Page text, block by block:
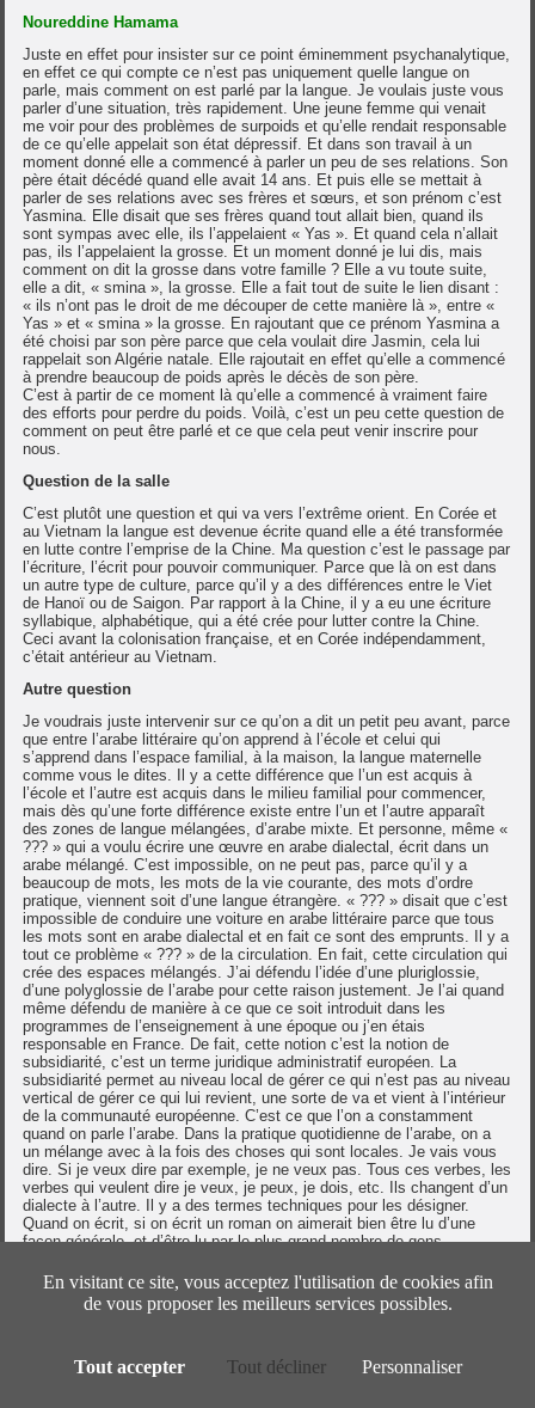
Noureddine Hamama
Juste en effet pour insister sur ce point éminemment psychanalytique,
en effet ce qui compte ce n’est pas uniquement quelle langue on
parle, mais comment on est parlé par la langue. Je voulais juste vous
parler d’une situation, très rapidement. Une jeune femme qui venait
me voir pour des problèmes de surpoids et qu’elle rendait responsable
de ce qu’elle appelait son état dépressif. Et dans son travail à un
moment donné elle a commencé à parler un peu de ses relations. Son
père était décédé quand elle avait 14 ans. Et puis elle se mettait à
parler de ses relations avec ses frères et sœurs, et son prénom c’est
Yasmina. Elle disait que ses frères quand tout allait bien, quand ils
sont sympas avec elle, ils l’appelaient « Yas ». Et quand cela n’allait
pas, ils l’appelaient la grosse. Et un moment donné je lui dis, mais
comment on dit la grosse dans votre famille ? Elle a vu toute suite,
elle a dit, « smina », la grosse. Elle a fait tout de suite le lien disant :
« ils n’ont pas le droit de me découper de cette manière là », entre «
Yas » et « smina » la grosse. En rajoutant que ce prénom Yasmina a
été choisi par son père parce que cela voulait dire Jasmin, cela lui
rappelait son Algérie natale. Elle rajoutait en effet qu’elle a commencé
à prendre beaucoup de poids après le décès de son père.
C’est à partir de ce moment là qu’elle a commencé à vraiment faire
des efforts pour perdre du poids. Voilà, c’est un peu cette question de
comment on peut être parlé et ce que cela peut venir inscrire pour
nous.
Question de la salle
C’est plutôt une question et qui va vers l’extrême orient. En Corée et
au Vietnam la langue est devenue écrite quand elle a été transformée
en lutte contre l’emprise de la Chine. Ma question c’est le passage par
l’écriture, l’écrit pour pouvoir communiquer. Parce que là on est dans
un autre type de culture, parce qu’il y a des différences entre le Viet
de Hanoï ou de Saigon. Par rapport à la Chine, il y a eu une écriture
syllabique, alphabétique, qui a été crée pour lutter contre la Chine.
Ceci avant la colonisation française, et en Corée indépendamment,
c’était antérieur au Vietnam.
Autre question
Je voudrais juste intervenir sur ce qu’on a dit un petit peu avant, parce
que entre l’arabe littéraire qu’on apprend à l’école et celui qui
s’apprend dans l’espace familial, à la maison, la langue maternelle
comme vous le dites. Il y a cette différence que l’un est acquis à
l’école et l’autre est acquis dans le milieu familial pour commencer,
mais dès qu’une forte différence existe entre l’un et l’autre apparaît
des zones de langue mélangées, d’arabe mixte. Et personne, même «
??? » qui a voulu écrire une œuvre en arabe dialectal, écrit dans un
arabe mélangé. C’est impossible, on ne peut pas, parce qu’il y a
beaucoup de mots, les mots de la vie courante, des mots d’ordre
pratique, viennent soit d’une langue étrangère. « ??? » disait que c’est
impossible de conduire une voiture en arabe littéraire parce que tous
les mots sont en arabe dialectal et en fait ce sont des emprunts. Il y a
tout ce problème « ??? » de la circulation. En fait, cette circulation qui
crée des espaces mélangés. J’ai défendu l’idée d’une pluriglossie,
d’une polyglossie de l’arabe pour cette raison justement. Je l’ai quand
même défendu de manière à ce que ce soit introduit dans les
programmes de l’enseignement à une époque ou j’en étais
responsable en France. De fait, cette notion c’est la notion de
subsidiarité, c’est un terme juridique administratif européen. La
subsidiarité permet au niveau local de gérer ce qui n’est pas au niveau
vertical de gérer ce qui lui revient, une sorte de va et vient à l’intérieur
de la communauté européenne. C’est ce que l’on a constamment
quand on parle l’arabe. Dans la pratique quotidienne de l’arabe, on a
un mélange avec à la fois des choses qui sont locales. Je vais vous
dire. Si je veux dire par exemple, je ne veux pas. Tous ces verbes, les
verbes qui veulent dire je veux, je peux, je dois, etc. Ils changent d’un
dialecte à l’autre. Il y a des termes techniques pour les désigner.
Quand on écrit, si on écrit un roman on aimerait bien être lu d’une
façon générale, et d’être lu par le plus grand nombre de gens
aujourd’hui les Berbères veulent écrire un roman ils ont un problème. Il
n’y a pas de codification d’écriture. C’est complètement éclaté. Dites
moi le nom d’un grand romancier Berbère, mais qui écrirait en amazirc
la subsidiarité fait que dans l’espace culturel arabe, au contraire de
En visitant ce site, vous acceptez l'utilisation de cookies afin
de vous proposer les meilleurs services possibles.
Tout accepter Tout décliner Personnaliser